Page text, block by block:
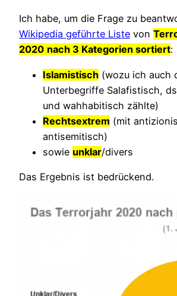
Ich habe, um die Frage zu
Wikipedia geführte Liste von
2020 nach 3 Kategorien sortiert:
Islamistisch (wozu ich auch
Unterbegriffe Salafistisch,
und wahhabitisch zählte)
Rechtsextrem (mit
antisemitisch)
sowie unklar/divers
Das Ergebnis ist bedrückend.